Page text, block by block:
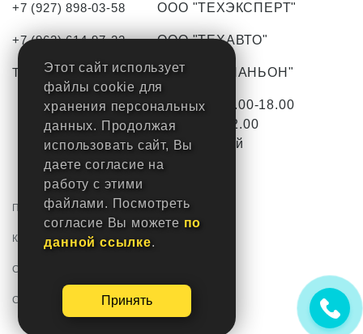
+7 (927) 898-03-58
+7 (962) 614-97-22
TO-tlt63@yandex.ru
ООО "ТЕХЭКСПЕРТ"
ООО "ТЕХАВТО"
ООО "КОМПАНЬОН"
С Пн-Пт с 9.00-18.00
Сб с 9.00-12.00
Вс-выходной
Политика конфиденциальности
Карта сайта
Статьи
Создание сайтов - РостСайт
Этот сайт использует
файлы cookie для
хранения персональных
данных. Продолжая
использовать сайт, Вы
даете согласие на
работу с этими
файлами. Посмотреть
согласие Вы можете по
данной ссылке.